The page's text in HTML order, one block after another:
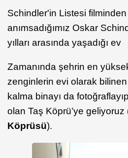
Schindler'in Listesi
anımsadığımız Oskar
yılları arasında yaşadığı ev
Zamanında şehrin en
zenginlerin evi olarak bilinen
kalma binayı da
olan Taş Köprü’ye geliyoruz
Köprüsü).